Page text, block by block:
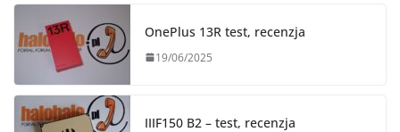
OnePlus 13R test, recenzja
19/06/2025
IIIF150 B2 – test, recenzja